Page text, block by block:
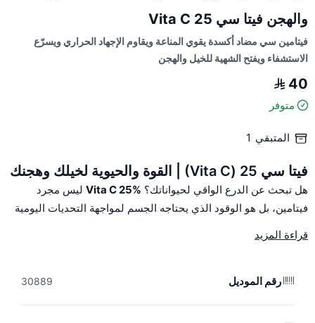
والهجن فيتا سي Vita C 25
فيتامين سي مضاد أكسدة يقوي المناعة ويقاوم الإجهاد الحراري ويسرّع
الاستشفاء ويفتح الشهية للخيل والهجن
40
متوفر
المتبقي 1
فيتا سي 25 (Vita C) | القوة والحيوية لخيلك وهجنك
هل تبحث عن الدرع الواقي لحيواناتك؟ Vita C 25% ليس مجرد
فيتامين، بل هو الوقود الذي يحتاجه الجسم لمواجهة التحديات اليومية
كفاءة الجهاز المناعي.
مقاومة الإجهاد الحراري:الخيار الأمثل في فترات الصيف والحرارة
قراءة المزيد
رقم الموديل 30889